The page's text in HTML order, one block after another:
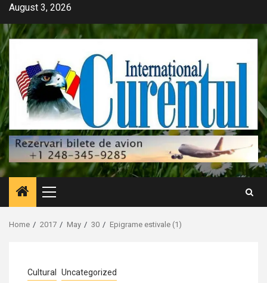
Skip
content
August 3, 2026
Primary
Menu
Home 2017 May 30 Epigrame estivale (1)
Cultural Uncategorized